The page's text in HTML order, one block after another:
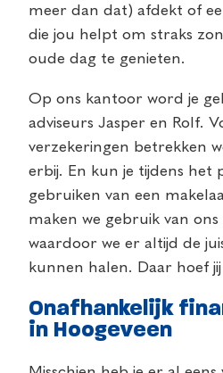
meer dan dat) afdekt of
die jou helpt om straks
oude dag te genieten.
Op ons kantoor word je
adviseurs Jasper en Rolf.
verzekeringen betrekken
erbij. En kun je tijdens het
gebruiken van een
maken we gebruik van
waardoor we er altijd de
kunnen halen. Daar hoef
Onafhankelijk
in Hoogeveen